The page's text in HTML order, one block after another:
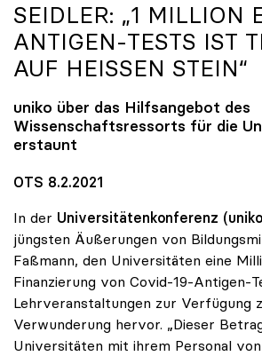
SEIDLER: „1 MILLION
ANTIGEN-TESTS IST
AUF HEISSEN STEIN“
uniko über das Hilfsangebot des
Wissenschaftsressorts für die
erstaunt
OTS 8.2.2021
In der Universitätenkonferenz
jüngsten Äußerungen von
Faßmann, den Universitäten eine
Finanzierung von Covid-19-Antigen-
Lehrveranstaltungen zur Verfügung
Verwunderung hervor. „Dieser
Universitäten mit ihrem Personal